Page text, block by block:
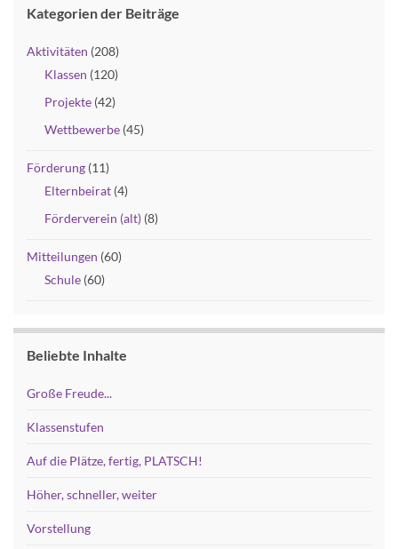
Kategorien der Beiträge
Aktivitäten (208)
Klassen (120)
Projekte (42)
Wettbewerbe (45)
Förderung (11)
Elternbeirat (4)
Förderverein (alt) (8)
Mitteilungen (60)
Schule (60)
Beliebte Inhalte
Große Freude...
Klassenstufen
Auf die Plätze, fertig, PLATSCH!
Höher, schneller, weiter
Vorstellung